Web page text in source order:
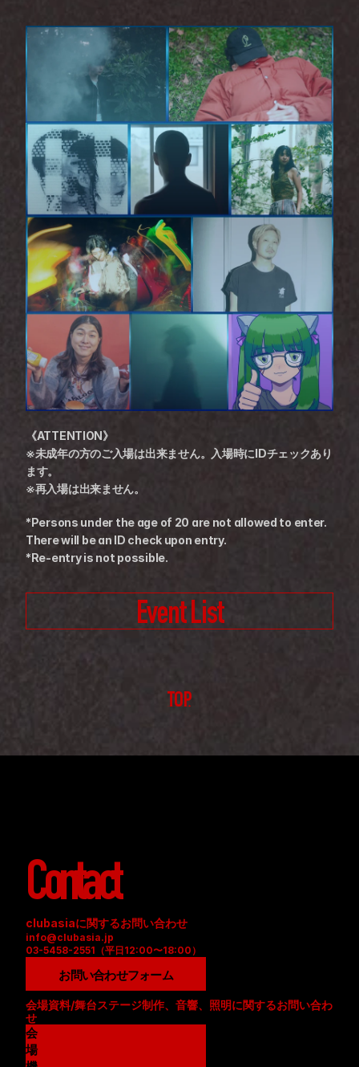
《ATTENTION》
※未成年の方のご入場は出来ません。入場時にIDチェックあり
ます。
※再入場は出来ません。
*Persons under the age of 20 are not allowed to enter.
There will be an ID check upon entry.
*Re-entry is not possible.
Event List
TOP
Contact
clubasiaに関するお問い合わせ
info@clubasia.jp
03-5458-2551（平日12:00〜18:00）
お問い合わせフォーム
会場資料/舞台ステージ制作、音響、照明に関するお問い合わ
せ
会
場